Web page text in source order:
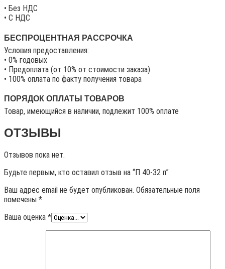
• Без НДС
• C НДС
БЕСПРОЦЕНТНАЯ РАССРОЧКА
Условия предоставления:
• 0% годовых
• Предоплата (от 10% от стоимости заказа)
• 100% оплата по факту получения товара
ПОРЯДОК ОПЛАТЫ ТОВАРОВ
Товар, имеющийся в наличии, подлежит 100% оплате
ОТЗЫВЫ
Отзывов пока нет.
Будьте первым, кто оставил отзыв на “П 40-32 п”
Ваш адрес email не будет опубликован. Обязательные поля
помечены *
Ваша оценка *